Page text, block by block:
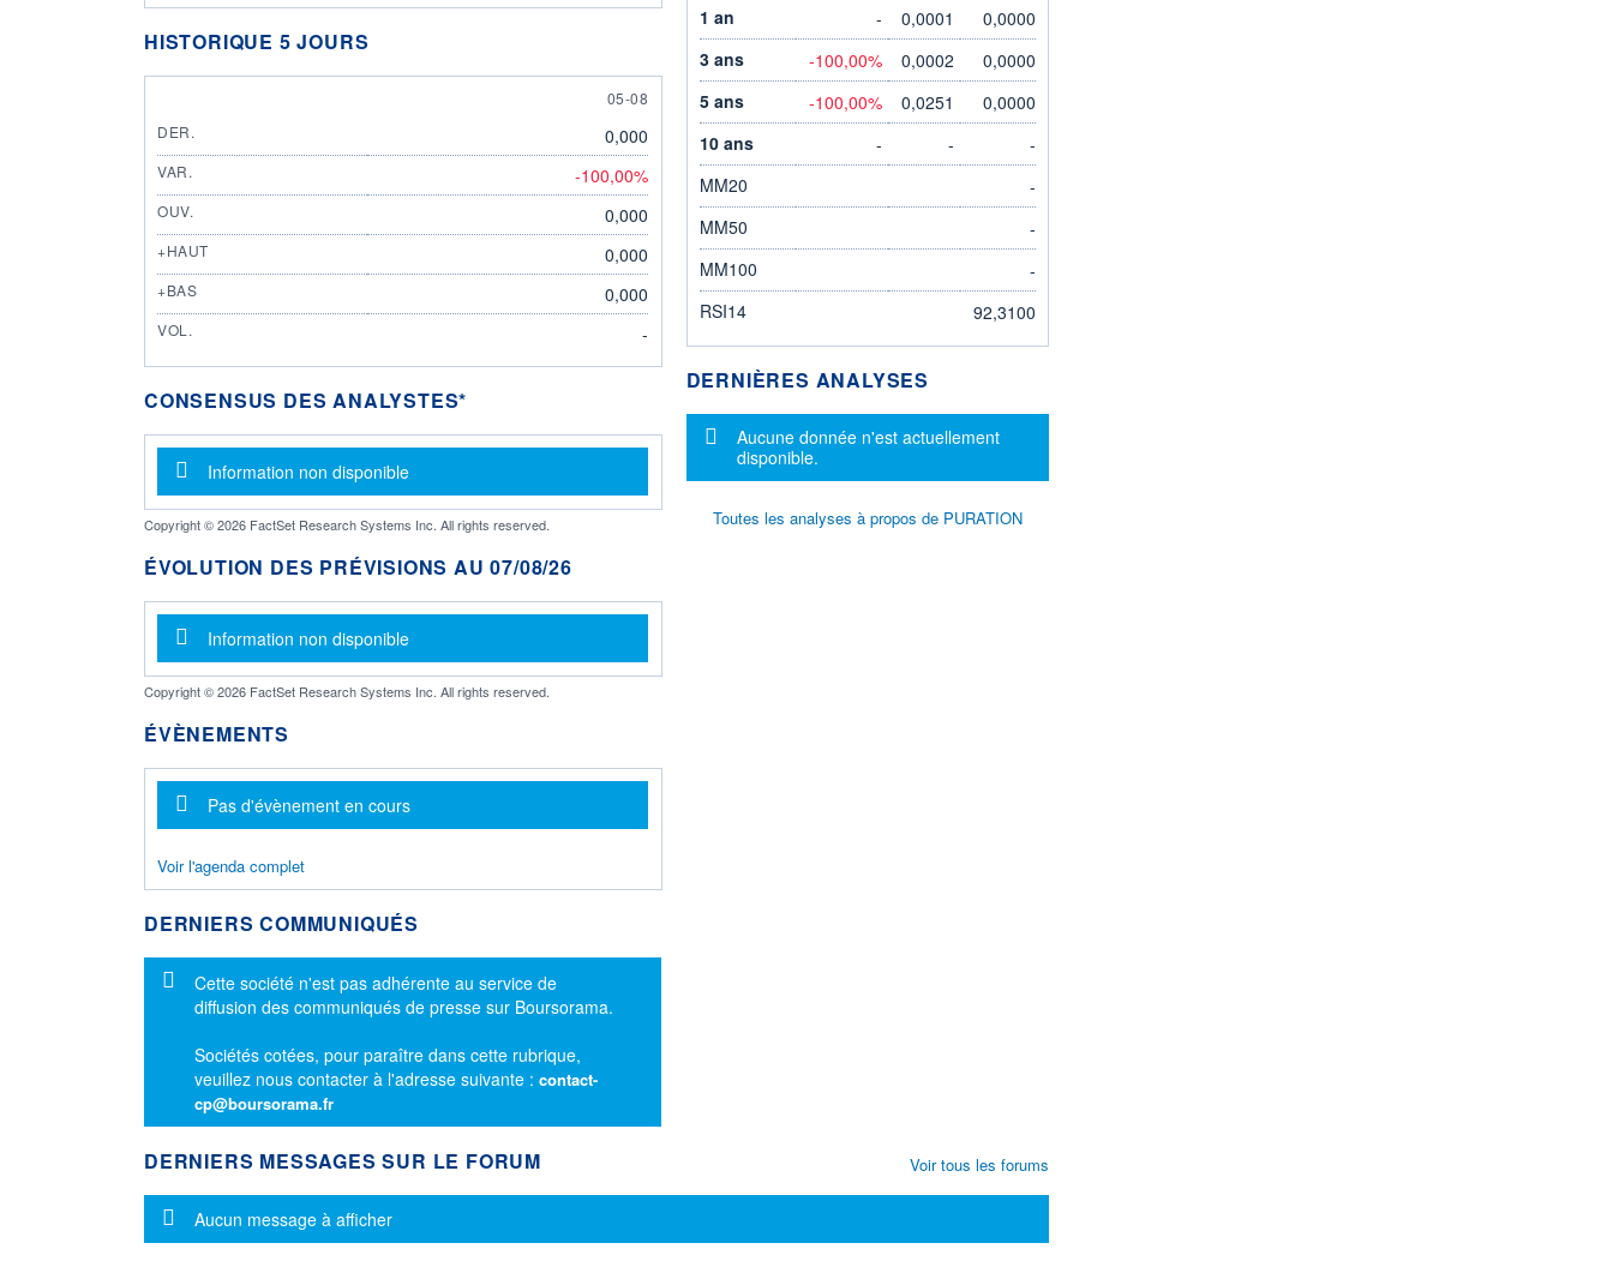
HISTORIQUE 5 JOURS
5 AUGUST
05-08
DER.
0,000
VAR. -100,00%
OUV. 0,000
+HAUT 0,000
+BAS 0,000
VOL. -
CONSENSUS DES ANALYSTES*
Message d'information
Information non disponible
Copyright © 2026 FactSet Research Systems Inc. All rights reserved.
ÉVOLUTION DES PRÉVISIONS AU 07/08/26
Message d'information
Information non disponible
Copyright © 2026 FactSet Research Systems Inc. All rights reserved.
ÉVÈNEMENTS
Message d'information
Pas d'évènement en cours
Voir l'agenda complet
DERNIERS COMMUNIQUÉS
Message d'information
Cette société n'est pas adhérente au service de
diffusion des communiqués de presse sur Boursorama.
Sociétés cotées, pour paraître dans cette rubrique,
veuillez nous contacter à l'adresse suivante : contact-
cp@boursorama.fr
1 an
- 0,0001
0,0000
3 ans
-100,00% 0,0002
0,0000
5 ans
-100,00% 0,0251
0,0000
10 ans
- -
-
MM20
-
MM50
-
MM100
-
RSI14
92,3100
DERNIÈRES ANALYSES
Message d'information
Aucune donnée n'est actuellement
disponible.
Toutes les analyses à propos de PURATION
DERNIERS MESSAGES SUR LE FORUM
Message d'information
Aucun message à afficher
Voir tous les forums